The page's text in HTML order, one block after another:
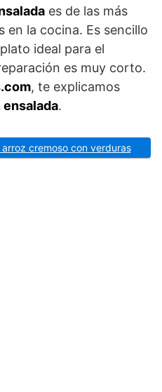
es de las más
en la cocina. Es sencillo
ideal para el
es muy corto.
, te explicamos
.
cremoso con verduras